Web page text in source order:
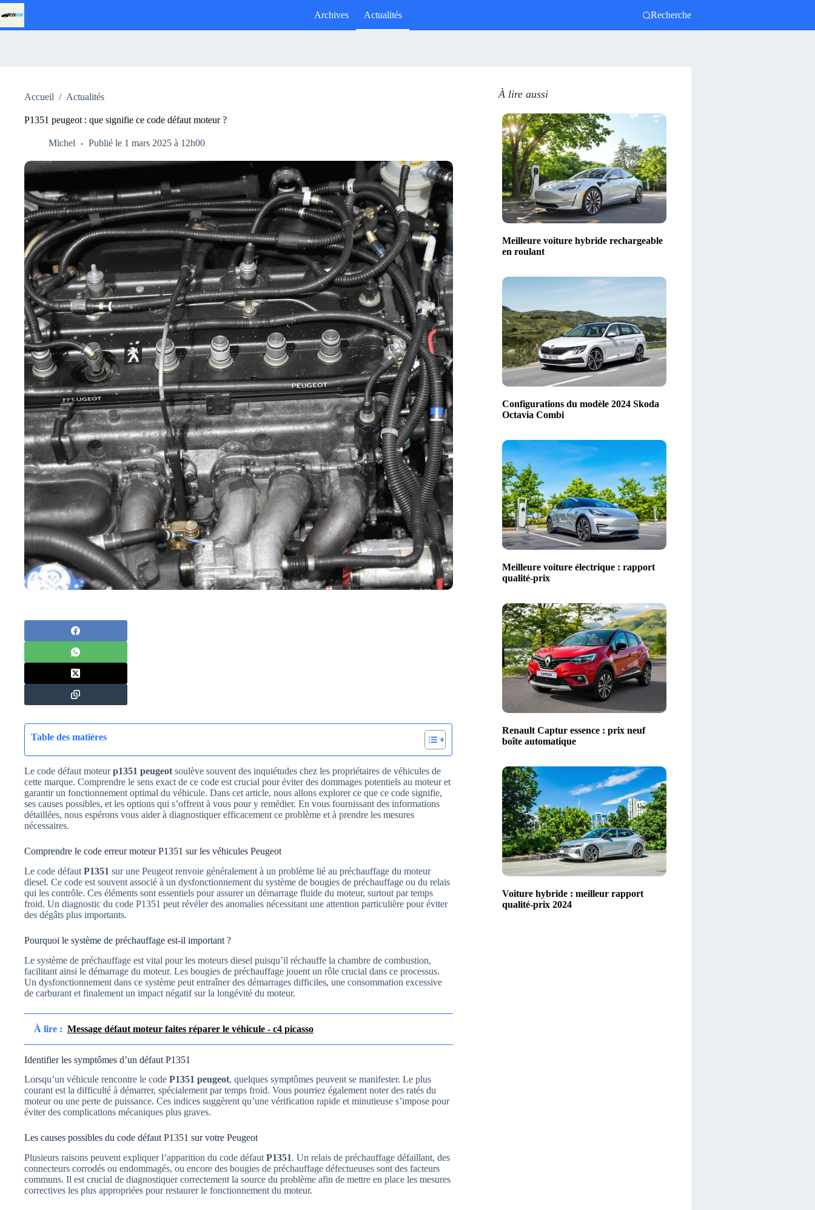
Passer
au
contenu
Archives Actualités Recherche
Accueil / Actualités
P1351 peugeot : que signifie ce code défaut moteur ?
Michel Publié le 1 mars 2025 à 12h00
Table des matières
Le code défaut moteurp1351 peugeot soulève souvent des inquiétudes chez les propriétaires de véhicules de
cette marque. Comprendre le sens exact de ce code est crucial pour éviter des dommages potentiels au moteur et
garantir un fonctionnement optimal du véhicule. Dans cet article, nous allons explorer ce que ce code signifie,
ses causes possibles, et les options qui s’offrent à vous pour y remédier. En vous fournissant des informations
détaillées, nous espérons vous aider à diagnostiquer efficacement ce problème et à prendre les mesures
nécessaires.
Comprendre le code erreur moteur P1351 sur les véhicules Peugeot
Le code défaut P1351 sur une Peugeot renvoie généralement à un problème lié au préchauffage du moteur
diesel. Ce code est souvent associé à un dysfonctionnement du système de bougies de préchauffage ou du relais
qui les contrôle. Ces éléments sont essentiels pour assurer un démarrage fluide du moteur, surtout par temps
froid. Un diagnostic du code P1351 peut révéler des anomalies nécessitant une attention particulière pour éviter
des dégâts plus importants.
Pourquoi le système de préchauffage est-il important ?
Le système de préchauffage est vital pour les moteurs diesel puisqu’il réchauffe la chambre de combustion,
facilitant ainsi le démarrage du moteur. Les bougies de préchauffage jouent un rôle crucial dans ce processus.
Un dysfonctionnement dans ce système peut entraîner des démarrages difficiles, une consommation excessive
de carburant et finalement un impact négatif sur la longévité du moteur.
À lire : Message défaut moteur faites réparer le véhicule - c4 picasso
Identifier les symptômes d’un défaut P1351
Lorsqu’un véhicule rencontre le code P1351 peugeot, quelques symptômes peuvent se manifester. Le plus
courant est la difficulté à démarrer, spécialement par temps froid. Vous pourriez également noter des ratés du
moteur ou une perte de puissance. Ces indices suggèrent qu’une vérification rapide et minutieuse s’impose pour
éviter des complications mécaniques plus graves.
Les causes possibles du code défaut P1351 sur votre Peugeot
Plusieurs raisons peuvent expliquer l’apparition du code défaut P1351. Un relais de préchauffage défaillant, des
connecteurs corrodés ou endommagés, ou encore des bougies de préchauffage défectueuses sont des facteurs
communs. Il est crucial de diagnostiquer correctement la source du problème afin de mettre en place les mesures
correctives les plus appropriées pour restaurer le fonctionnement du moteur.
À lire aussi
Meilleure voiture hybride rechargeable
en roulant
Configurations du modèle 2024 Skoda
Octavia Combi
Meilleure voiture électrique : rapport
qualité-prix
Renault Captur essence : prix neuf
boîte automatique
Voiture hybride : meilleur rapport
qualité-prix 2024